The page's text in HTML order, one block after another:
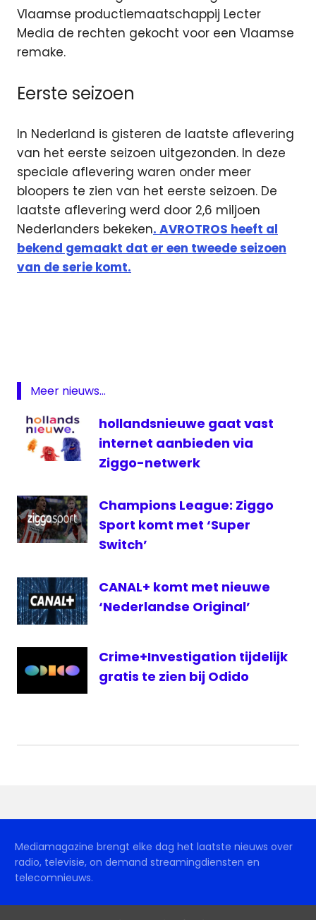
Vlaamse productiemaatschappij Lecter
Media de rechten gekocht voor een Vlaamse
remake.
Eerste seizoen
In Nederland is gisteren de laatste aflevering
van het eerste seizoen uitgezonden. In deze
speciale aflevering waren onder meer
bloopers te zien van het eerste seizoen. De
laatste aflevering werd door 2,6 miljoen
Nederlanders bekeken. AVROTROS heeft al
bekend gemaakt dat er een tweede seizoen
van de serie komt.
kijkcijfers
gemist
Luizenmoeder
kijken
serie
televisie
Meer nieuws...
hollandsnieuwe gaat vast
internet aanbieden via
Ziggo-netwerk
Champions League: Ziggo
Sport komt met ‘Super
Switch’
CANAL+ komt met nieuwe
‘Nederlandse Original’
Crime+Investigation tijdelijk
gratis te zien bij Odido
Mediamagazine brengt elke dag het laatste nieuws over
radio, televisie, on demand streamingdiensten en
telecomnieuws.